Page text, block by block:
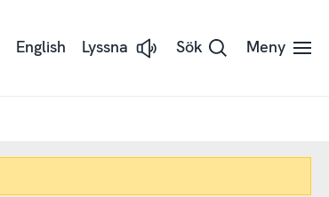
English Lyssna
Lyssna Sök Meny